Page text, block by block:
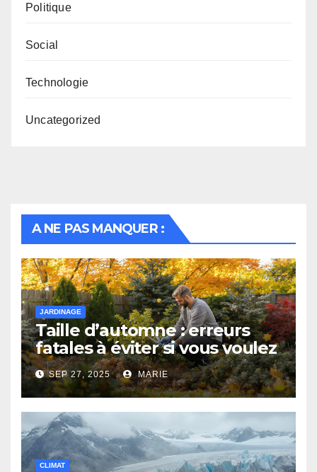
Politique
Social
Technologie
Uncategorized
A NE PAS MANQUER :
JARDINAGE
Taille d’automne : erreurs
fatales à éviter si vous voulez
un beau jardin au printemps
SEP 27, 2025 MARIE
CLIMAT